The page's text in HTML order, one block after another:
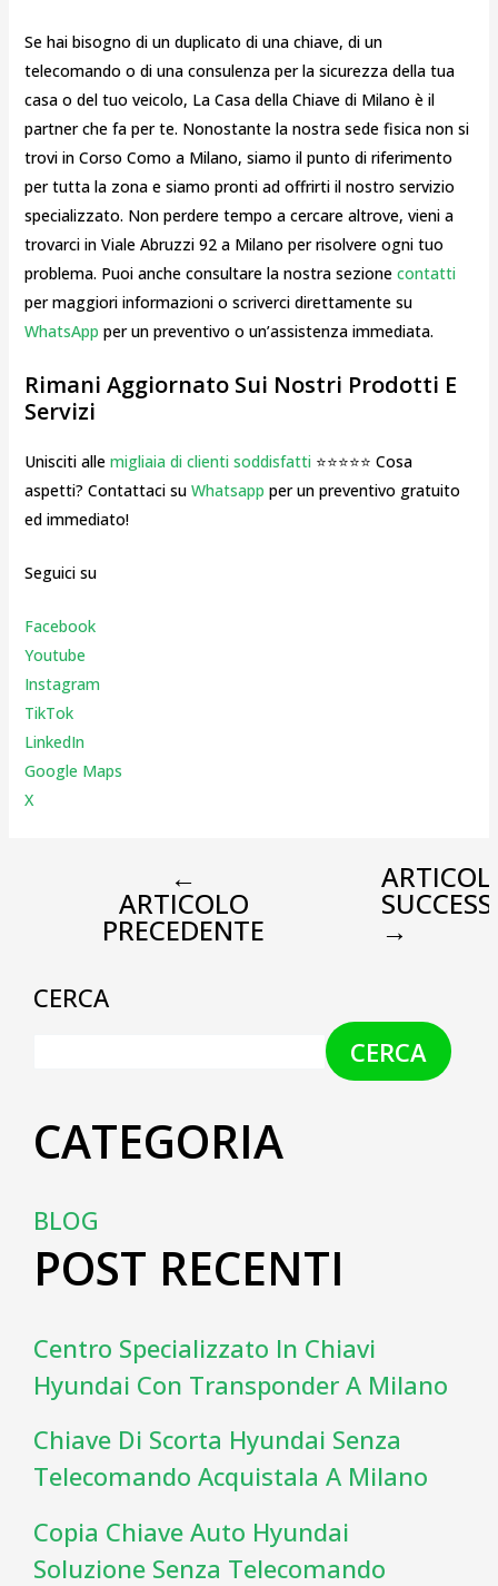
Se hai bisogno di un duplicato di una chiave, di un
telecomando o di una consulenza per la sicurezza della tua
casa o del tuo veicolo, La Casa della Chiave di Milano è il
partner che fa per te. Nonostante la nostra sede fisica non si
trovi in Corso Como a Milano, siamo il punto di riferimento
per tutta la zona e siamo pronti ad offrirti il nostro servizio
specializzato. Non perdere tempo a cercare altrove, vieni a
trovarci in Viale Abruzzi 92 a Milano per risolvere ogni tuo
problema. Puoi anche consultare la nostra sezione contatti
per maggiori informazioni o scriverci direttamente su
WhatsApp per un preventivo o un’assistenza immediata.
Rimani Aggiornato Sui Nostri Prodotti E
Servizi
Unisciti alle migliaia di clienti soddisfatti⭐⭐⭐⭐⭐ Cosa
aspetti? Contattaci su Whatsapp per un preventivo gratuito
ed immediato!
Seguici su
Facebook
Youtube
Instagram
TikTok
LinkedIn
Google Maps
X
←
ARTICOLO
PRECEDENTE →
CERCA
CERCA
CATEGORIA
BLOG
POST RECENTI
Centro Specializzato In Chiavi
Hyundai Con Transponder A Milano
Chiave Di Scorta Hyundai Senza
Telecomando Acquistala A Milano
Copia Chiave Auto Hyundai
Soluzione Senza Telecomando